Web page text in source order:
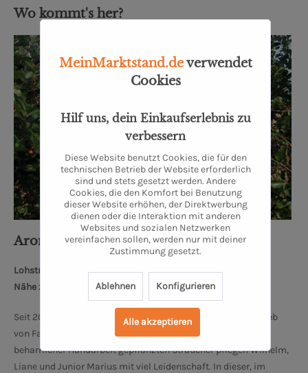
Wo kommt's her?
Aronia - Erlesenes aus dem Ostetal
Lohstraße 2, 27419 Kalbe
Nähe zum Bremer Dom: 68 km
Seit 2015 gehört zu dem landwirtschaftlichen Familienbetrieb
von Familie Duden eine kleine Aroniaplantage. Diese in
beharrlicher Handarbeit gepflanzten Sträucher pflegen Wilhelm,
Liane und Junior Marius mit viel Leidenschaft. In dieser, im
MeinMarktstand.deverwendet
Cookies
Hilf uns, dein Einkaufserlebnis zu
verbessern
Diese Website benutzt Cookies, die für den
technischen Betrieb der Website erforderlich
sind und stets gesetzt werden. Andere
Cookies, die den Komfort bei Benutzung
dieser Website erhöhen, der Direktwerbung
dienen oder die Interaktion mit anderen
Websites und sozialen Netzwerken
vereinfachen sollen, werden nur mit deiner
Zustimmung gesetzt.
Ablehnen Konfigurieren
Alle akzeptieren